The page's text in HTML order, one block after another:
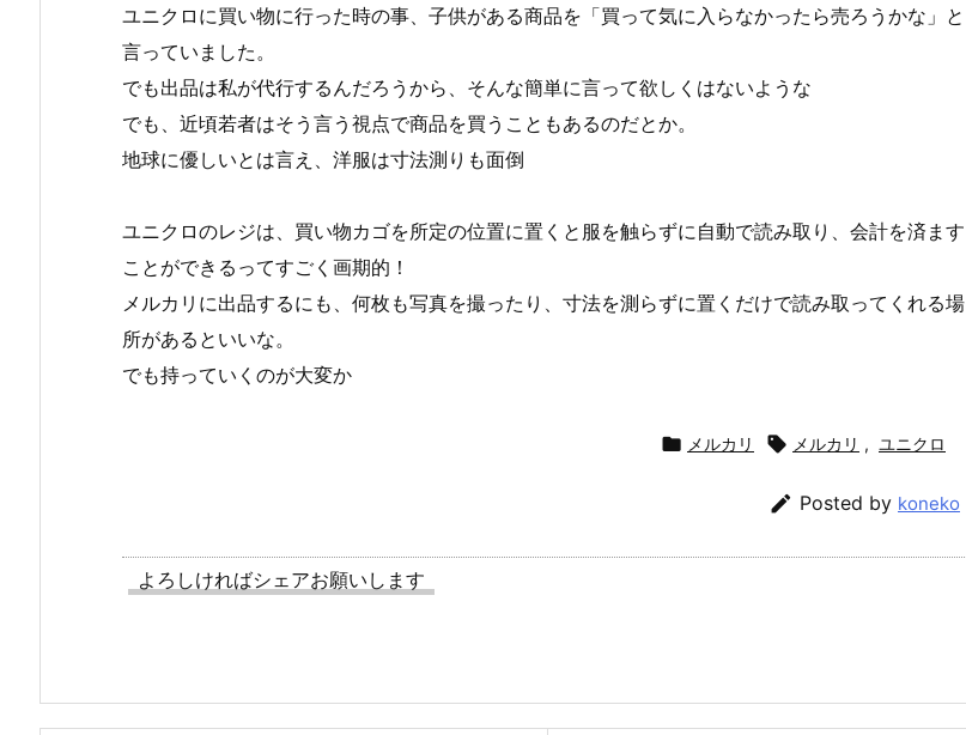
ユニクロに買い物に行った時の事、子供がある商品を「買って気に入らなかったら売ろうかな」と
言っていました。
でも出品は私が代行するんだろうから、そんな簡単に言って欲しくはないような
でも、近頃若者はそう言う視点で商品を買うこともあるのだとか。
地球に優しいとは言え、洋服は寸法測りも面倒
ユニクロのレジは、買い物カゴを所定の位置に置くと服を触らずに自動で読み取り、会計を済ます
ことができるってすごく画期的！
メルカリに出品するにも、何枚も写真を撮ったり、寸法を測らずに置くだけで読み取ってくれる場
所があるといいな。
でも持っていくのが大変か
 メルカリ  メルカリ , ユニクロ
 Posted by koneko
よろしければシェアお願いします